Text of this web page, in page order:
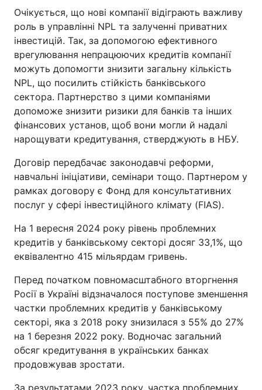
Очікується, що нові компанії відіграють важливу
роль в управлінні NPL та залученні приватних
інвестицій. Так, за допомогою ефективного
врегулювання непрацюючих кредитів компанії
можуть допомогти знизити загальну кількість
NPL, що посилить стійкість банківського
сектора. Партнерство з цими компаніями
допоможе знизити ризики для банків та інших
фінансових установ, щоб вони могли й надалі
нарощувати кредитування, стверджують в НБУ.
Договір передбачає законодавчі реформи,
навчальні ініціативи, семінари тощо. Партнером у
рамках договору є Фонд для консультативних
послуг у сфері інвестиційного клімату (FIAS).
На 1 вересня 2024 року рівень проблемних
кредитів у банківському секторі досяг 33,1%, що
еквівалентно 415 мільярдам гривень.
Перед початком повномасштабного вторгнення
Росії в Україні відзначалося поступове зменшення
частки проблемних кредитів у банківському
секторі, яка з 2018 року знизилася з 55% до 27%
на 1 березня 2022 року. Водночас загальний
обсяг кредитування в українських банках
продовжував зростати.
За результатами 2023 року, частка проблемних